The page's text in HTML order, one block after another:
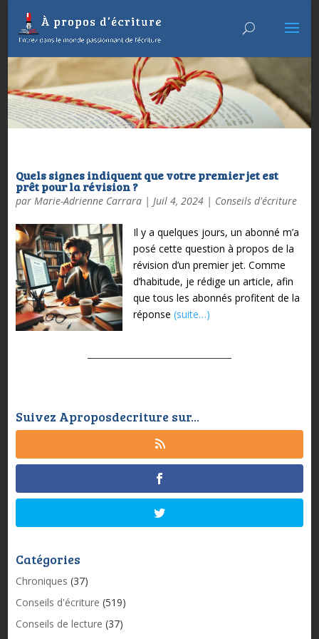
Quels signes indiquent que votre premier jet est
prêt pour la révision ?
par Marie-Adrienne Carrara| Juil 4, 2024| Conseils d'écriture
Il y a quelques jours, un abonné m’a
posé cette question à propos de la
révision d’un premier jet. Comme
d’habitude, je rédige un article, afin
que tous les abonnés profitent de la
réponse (suite…)
Suivez Aproposdecriture sur...
Catégories
Chroniques (37)
Conseils d'écriture (519)
Conseils de lecture (37)